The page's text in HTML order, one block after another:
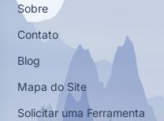
Sobre
Contato
Blog
Mapa do Site
Solicitar uma Ferramenta